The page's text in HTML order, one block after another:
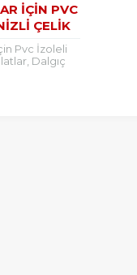
IÇIN PVC
ÇELIK
POMPA
Pvc İzoleli
Dalgıç